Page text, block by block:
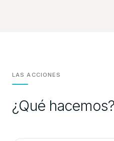
LAS ACCIONES
¿Qué hacemos?